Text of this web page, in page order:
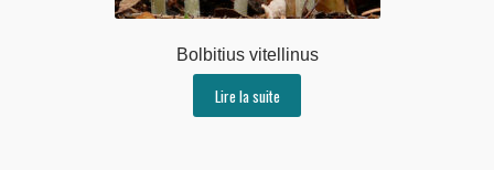
Bolbitius vitellinus
Lire la suite